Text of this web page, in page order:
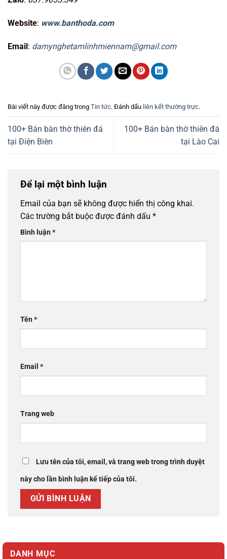
DANH MỤC
Website: www.banthoda.com
Email: damynghetamlinhmiennam@gmail.com
Bài viết này được đăng trong Tin tức. Đánh dấu liên kết thường trực.
100+ Bán bàn thờ thiên đá
tại Điện Biên
100+ Bán bàn thờ thiên đá
tại Lào Cai
Để lại một bình luận
Email của bạn sẽ không được hiển thị công khai.
Các trường bắt buộc được đánh dấu *
Bình luận*
Tên*
Email *
Trang web
Lưu tên của tôi, email, và trang web trong trình duyệt
này cho lần bình luận kế tiếp của tôi.